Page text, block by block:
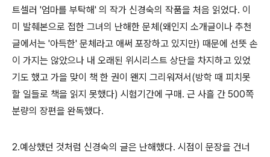
트셀러 '엄마를 부탁해' 의 작가 신경숙의 작품을 처음 읽었다. 이
미 발췌본으로 접한 그녀의 난해한 문체(왜인지 소개글이나 추천
글에서는 '아득한' 문체라고 애써 포장하고 있지만) 때문에 선뜻 손
이 가지는 않았으나 내 오래된 위시리스트 상단을 차지하고 있었
기도 했고 가을 맞이 책 한 권이 왠지 그리워져서(방학 때 피치못
할 일들로 책을 읽지 못했다) 시험기간에 구매. 근 사흘 간 500쪽
분량의 장편을 완독했다.
2.예상했던 것처럼 신경숙의 글은 난해했다. 시점이 문장을 건너